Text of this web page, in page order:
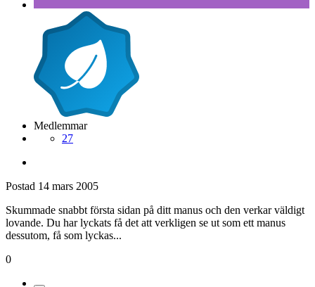
Medlemmar
27
Postad 14 mars 2005
Skummade snabbt första sidan på ditt manus och den verkar väldigt
lovande. Du har lyckats få det att verkligen se ut som ett manus
dessutom, få som lyckas...
0